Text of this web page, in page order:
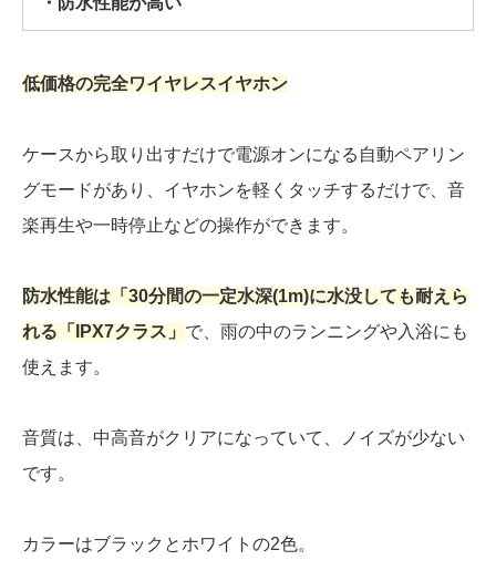
低価格の完全ワイヤレスイヤホン
ケースから取り出すだけで電源オンになる自動ペアリン
グモードがあり、イヤホンを軽くタッチするだけで、音
楽再生や一時停止などの操作ができます。
防水性能は「30分間の一定水深(1m)に水没しても耐えら
れる「IPX7クラス」 で、雨の中のランニングや入浴にも
使えます。
音質は、中高音がクリアになっていて、ノイズが少ない
です。
カラーはブラックとホワイトの2色。